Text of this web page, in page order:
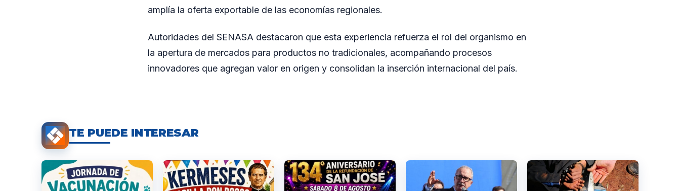
amplía la oferta exportable de las economías regionales.
Autoridades del SENASA destacaron que esta experiencia refuerza el rol del organismo en
la apertura de mercados para productos no tradicionales, acompañando procesos
innovadores que agregan valor en origen y consolidan la inserción internacional del país.
TE PUEDE INTERESAR